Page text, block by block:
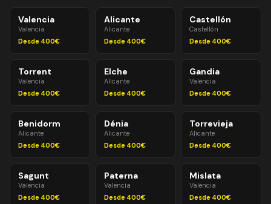
Valencia
Valencia
Desde 400€
Alicante
Alicante
Desde 400€
Castellón
Castellón
Desde 400€
Torrent
Valencia
Desde 400€
Elche
Alicante
Desde 400€
Gandia
Valencia
Desde 400€
Benidorm
Alicante
Desde 400€
Dénia
Alicante
Desde 400€
Torrevieja
Alicante
Desde 400€
Sagunt
Valencia
Desde 400€
Paterna
Valencia
Desde 400€
Mislata
Valencia
Desde 400€